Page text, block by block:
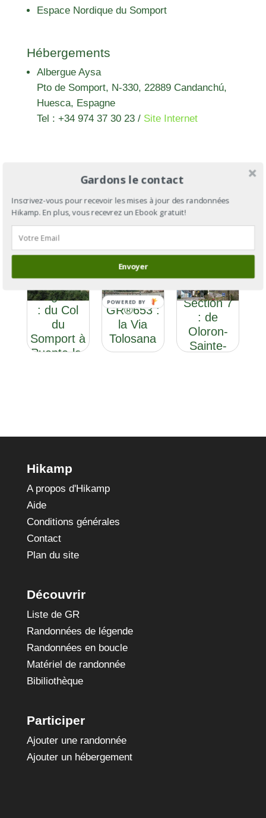
Espace Nordique du Somport
Hébergements
Albergue Aysa
Pto de Somport, N-330, 22889 Candanchú,
Huesca, Espagne
Tel : +34 974 37 30 23/ Site Internet
Camino
Aragonés
: du Col
du
Somport à
Puente-la-
GR®653 :
la Via
Tolosana
Tolosana
Section 7
: de
Oloron-
Sainte-
Hikamp
A propos d'Hikamp
Aide
Conditions générales
Contact
Plan du site
Découvrir
Liste de GR
Randonnées de légende
Randonnées en boucle
Matériel de randonnée
Bibiliothèque
Participer
Ajouter une randonnée
Ajouter un hébergement
Gardons le contact
Inscrivez-vous pour recevoir les mises à jour des randonnées
Hikamp. En plus, vous recevrez un Ebook gratuit!
Envoyer
POWERED BY